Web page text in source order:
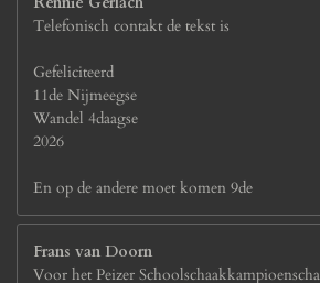
Telefonisch contakt de tekst is
Gefeliciteerd
11de Nijmeegse
Wandel 4daagse
2026
En op de andere moet komen 9de
Frans van Doorn
Voor het Peizer